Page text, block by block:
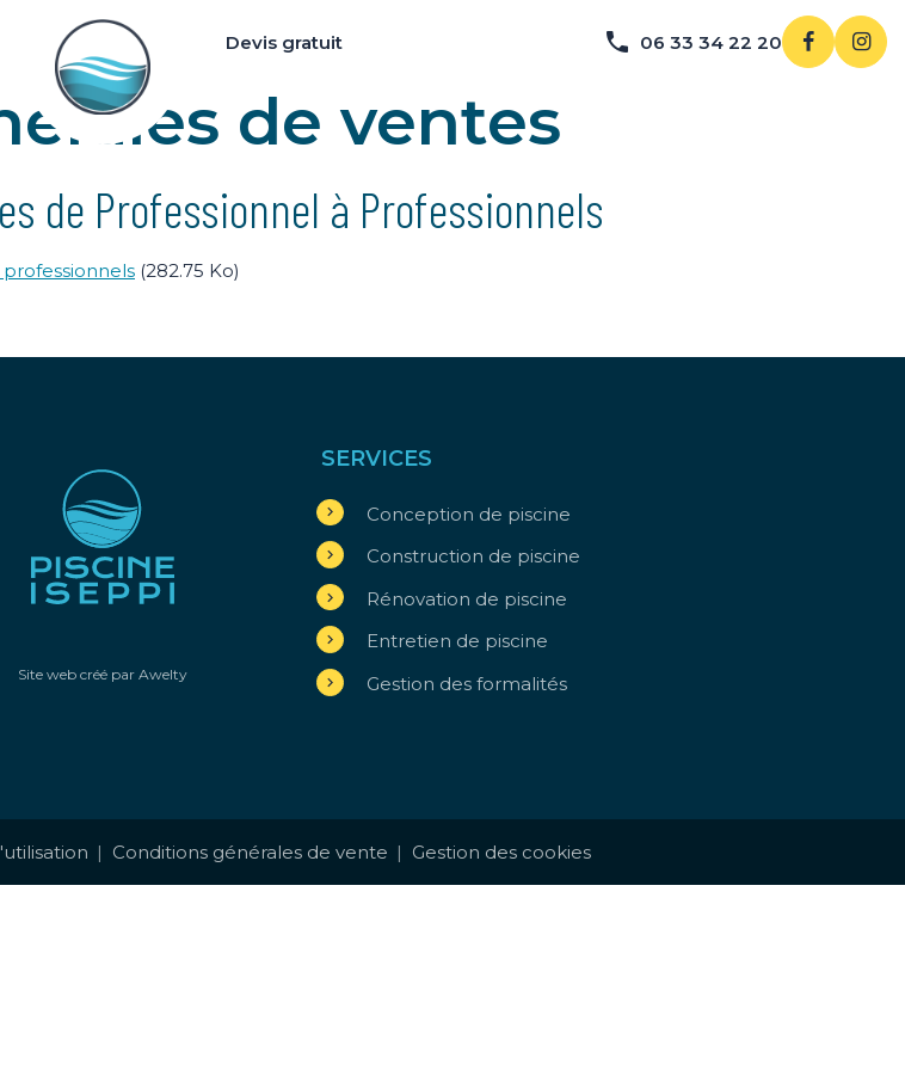
06 33 34 22 20
Devis gratuit
de ventes
de Professionnel à Professionnels
(282.75 Ko)
Site web créé par Awelty
SERVICES
Conception de piscine
Construction de piscine
Rénovation de piscine
Entretien de piscine
Gestion des formalités
Conditions générales de vente Gestion des cookies